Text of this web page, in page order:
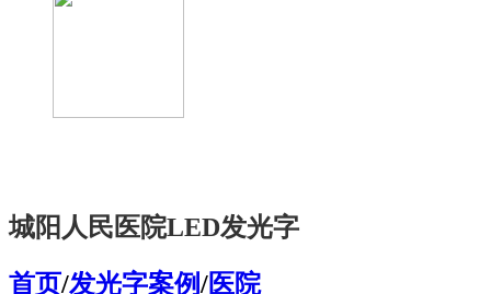
城阳人民医院LED发光字
首页/发光字案例/医院